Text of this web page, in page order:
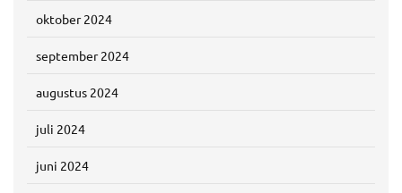
oktober 2024
september 2024
augustus 2024
juli 2024
juni 2024